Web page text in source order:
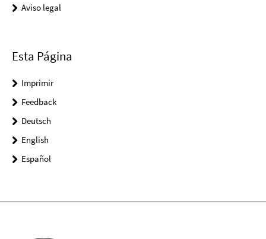
Aviso legal
Esta Página
Imprimir
Feedback
Deutsch
English
Español